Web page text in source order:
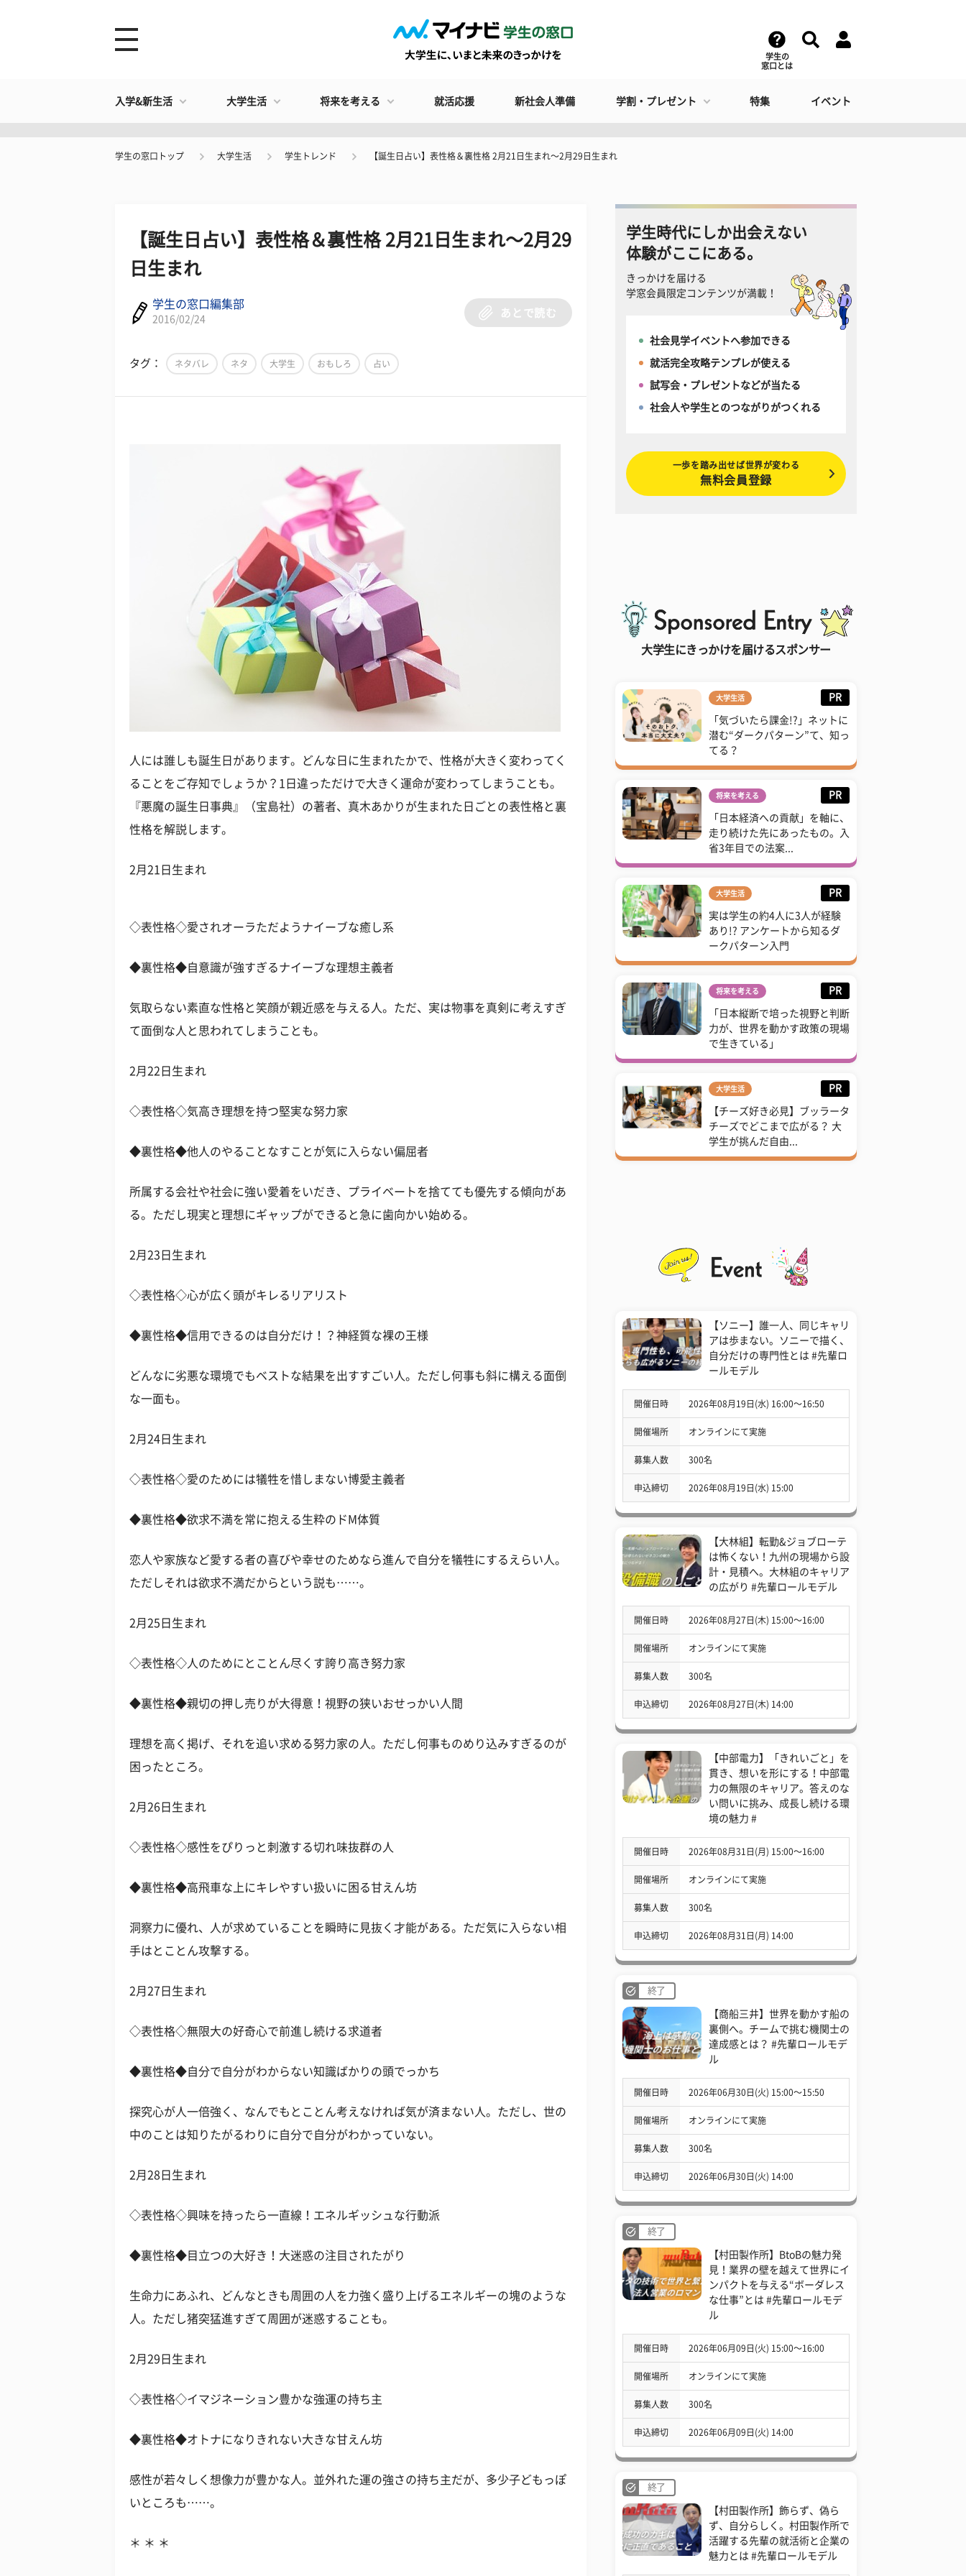
学生の
窓口とは
入学&新生活 大学生活 将来を考える 就活応援 新社会人準備 学割・プレゼント 特集 イベント
学生の窓口トップ 大学生活 学生トレンド ​【誕生日占い】表性格＆裏性格 2月21日生まれ〜2月29日生まれ
​【誕生日占い】表性格＆裏性格 2月21日生まれ〜2月29
日生まれ
学生の窓口編集部
2016/02/24
あとで読む
タグ： ネタバレ ネタ 大学生 おもしろ 占い
人には誰しも誕生日があります。どんな日に生まれたかで、性格が大きく変わってく
ることをご存知でしょうか？1日違っただけで大きく運命が変わってしまうことも。
『悪魔の誕生日事典』（宝島社）の著者、真木あかりが生まれた日ごとの表性格と裏
性格を解説します。
2月21日生まれ
◇表性格◇愛されオーラただようナイーブな癒し系
◆裏性格◆自意識が強すぎるナイーブな理想主義者
気取らない素直な性格と笑顔が親近感を与える人。ただ、実は物事を真剣に考えすぎ
て面倒な人と思われてしまうことも。
2月22日生まれ
◇表性格◇気高き理想を持つ堅実な努力家
◆裏性格◆他人のやることなすことが気に入らない偏屈者
所属する会社や社会に強い愛着をいだき、プライベートを捨てても優先する傾向があ
る。ただし現実と理想にギャップができると急に歯向かい始める。
2月23日生まれ
◇表性格◇心が広く頭がキレるリアリスト
◆裏性格◆信用できるのは自分だけ！？神経質な裸の王様
どんなに劣悪な環境でもベストな結果を出すすごい人。ただし何事も斜に構える面倒
な一面も。
2月24日生まれ
◇表性格◇愛のためには犠牲を惜しまない博愛主義者
◆裏性格◆欲求不満を常に抱える生粋のドM体質
恋人や家族など愛する者の喜びや幸せのためなら進んで自分を犠牲にするえらい人。
ただしそれは欲求不満だからという説も……。
2月25日生まれ
◇表性格◇人のためにとことん尽くす誇り高き努力家
◆裏性格◆親切の押し売りが大得意！視野の狭いおせっかい人間
理想を高く掲げ、それを追い求める努力家の人。ただし何事ものめり込みすぎるのが
困ったところ。
2月26日生まれ
◇表性格◇感性をぴりっと刺激する切れ味抜群の人
◆裏性格◆高飛車な上にキレやすい扱いに困る甘えん坊
洞察力に優れ、人が求めていることを瞬時に見抜く才能がある。ただ気に入らない相
手はとことん攻撃する。
2月27日生まれ
◇表性格◇無限大の好奇心で前進し続ける求道者
◆裏性格◆自分で自分がわからない知識ばかりの頭でっかち
探究心が人一倍強く、なんでもとことん考えなければ気が済まない人。ただし、世の
中のことは知りたがるわりに自分で自分がわかっていない。
2月28日生まれ
◇表性格◇興味を持ったら一直線！エネルギッシュな行動派
◆裏性格◆目立つの大好き！大迷惑の注目されたがり
生命力にあふれ、どんなときも周囲の人を力強く盛り上げるエネルギーの塊のような
人。ただし猪突猛進すぎて周囲が迷惑することも。
2月29日生まれ
◇表性格◇イマジネーション豊かな強運の持ち主
◆裏性格◆オトナになりきれない大きな甘えん坊
感性が若々しく想像力が豊かな人。並外れた運の強さの持ち主だが、多少子どもっぽ
いところも……。
＊ ＊ ＊
学生時代にしか出会えない
体験がここにある。
きっかけを届ける
学窓会員限定コンテンツが満載！
社会見学イベントへ参加できる
就活完全攻略テンプレが使える
試写会・プレゼントなどが当たる
社会人や学生とのつながりがつくれる
一歩を踏み出せば世界が変わる
無料会員登録
大学生にきっかけを届けるスポンサー
大学生活 PR
「気づいたら課金!?」ネットに
潜む“ダークパターン”て、知っ
てる？
将来を考える PR
「日本経済への貢献」を軸に、
走り続けた先にあったもの。入
省3年目での法案...
大学生活 PR
実は学生の約4人に3人が経験
あり!? アンケートから知るダ
ークパターン入門
将来を考える PR
「日本縦断で培った視野と判断
力が、世界を動かす政策の現場
で生きている」
大学生活 PR
【チーズ好き必見】ブッラータ
チーズでどこまで広がる？ 大
学生が挑んだ自由...
【ソニー】誰一人、同じキャリ
アは歩まない。ソニーで描く、
自分だけの専門性とは #先輩ロ
ールモデル
開催日時 2026年08月19日(水) 16:00〜16:50
開催場所 オンラインにて実施
募集人数 300名
申込締切 2026年08月19日(水) 15:00
【大林組】転勤&ジョブローテ
は怖くない！九州の現場から設
計・見積へ。大林組のキャリア
の広がり #先輩ロールモデル
開催日時 2026年08月27日(木) 15:00〜16:00
開催場所 オンラインにて実施
募集人数 300名
申込締切 2026年08月27日(木) 14:00
【中部電力】「きれいごと」を
貫き、想いを形にする！中部電
力の無限のキャリア。答えのな
い問いに挑み、成長し続ける環
境の魅力 #
開催日時 2026年08月31日(月) 15:00〜16:00
開催場所 オンラインにて実施
募集人数 300名
申込締切 2026年08月31日(月) 14:00
終了
【商船三井】世界を動かす船の
裏側へ。チームで挑む機関士の
達成感とは？ #先輩ロールモデ
ル
開催日時 2026年06月30日(火) 15:00〜15:50
開催場所 オンラインにて実施
募集人数 300名
申込締切 2026年06月30日(火) 14:00
終了
【村田製作所】BtoBの魅力発
見！業界の壁を越えて世界にイ
ンパクトを与える“ボーダレス
な仕事”とは #先輩ロールモデ
ル
開催日時 2026年06月09日(火) 15:00〜16:00
開催場所 オンラインにて実施
募集人数 300名
申込締切 2026年06月09日(火) 14:00
終了
【村田製作所】飾らず、偽ら
ず、自分らしく。村田製作所で
活躍する先輩の就活術と企業の
魅力とは #先輩ロールモデル